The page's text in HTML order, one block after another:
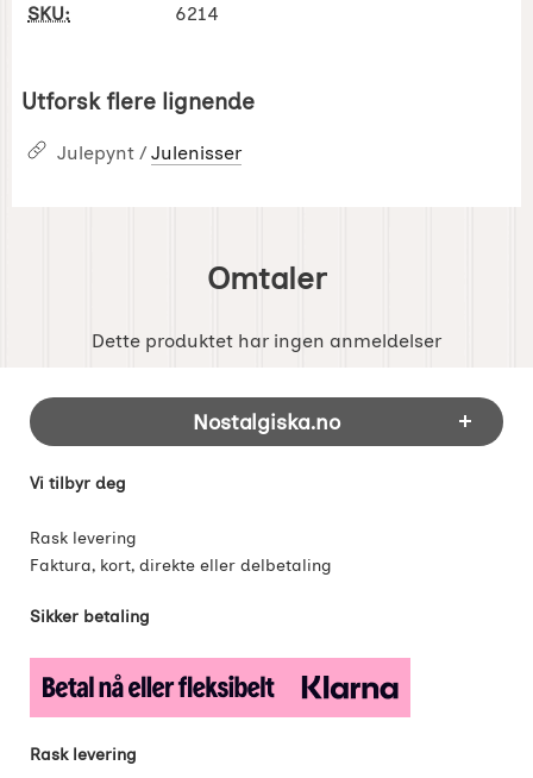
SKU: 6214
Utforsk flere lignende
Julepynt / Julenisser
Omtaler
Dette produktet har ingen anmeldelser
Footer-innhold Blandet informasjon og
Nostalgiska.no
Vi tilbyr deg
Rask levering
Faktura, kort, direkte eller delbetaling
Sikker betaling
Rask levering